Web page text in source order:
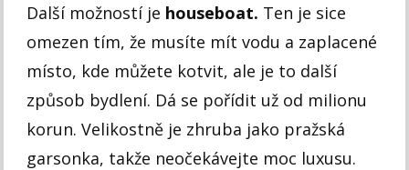
Další možností je houseboat. Ten je sice
omezen tím, že musíte mít vodu a zaplacené
místo, kde můžete kotvit, ale je to další
způsob bydlení. Dá se pořídit už od milionu
korun. Velikostně je zhruba jako pražská
garsonka, takže neočekávejte moc luxusu.